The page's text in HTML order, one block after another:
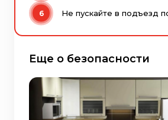
Не пускайте в подъезд
Еще о безопасности